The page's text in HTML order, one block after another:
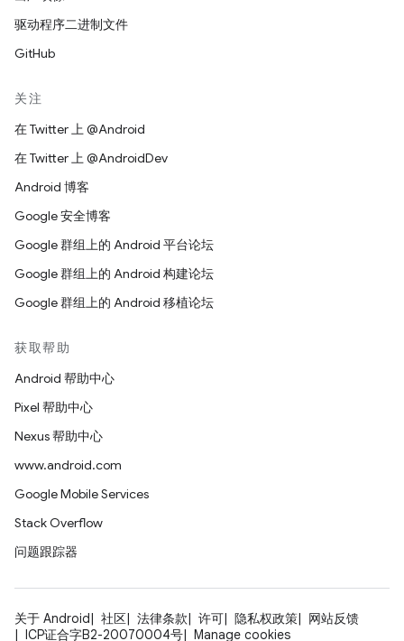
驱动程序二进制文件
GitHub
关注
在 Twitter 上 @Android
在 Twitter 上 @AndroidDev
Android 博客
Google 安全博客
Google 群组上的 Android 平台论坛
Google 群组上的 Android 构建论坛
Google 群组上的 Android 移植论坛
获取帮助
Android 帮助中心
Pixel 帮助中心
Nexus 帮助中心
www.android.com
Google Mobile Services
Stack Overflow
问题跟踪器
关于 Android 社区 法律条款 许可 隐私权政策
网站反馈
ICP证合字B2-20070004号
Manage cookies